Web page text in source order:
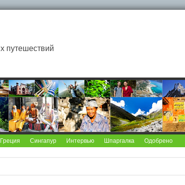
путешествий
Греция Сингапур Интервью Шпаргалка Одобрено